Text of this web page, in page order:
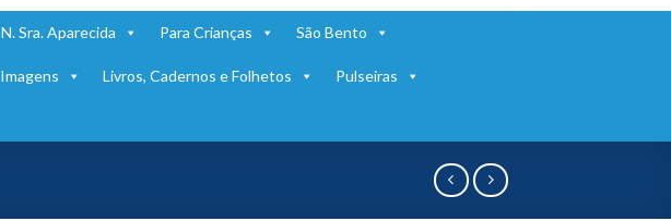
N. Sra. Aparecida Para Crianças São Bento
Imagens Livros, Cadernos e Folhetos Pulseiras